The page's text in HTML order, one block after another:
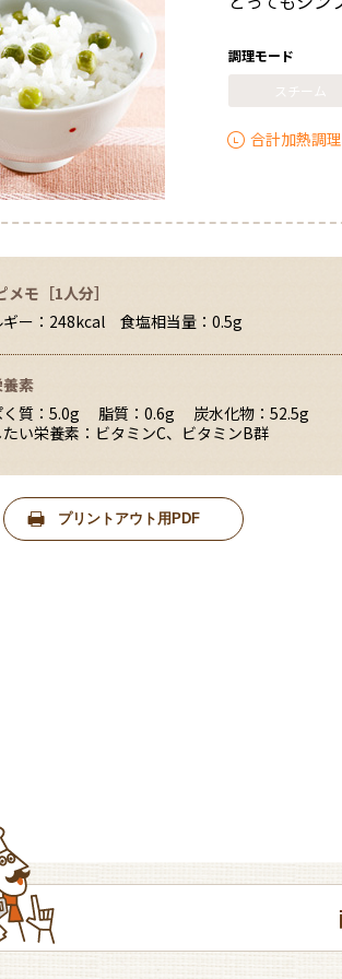
調理モード
スチーム
合計加熱調
メモ［1人分］
ギー：248kcal 食塩相当量：0.5g
素
く質：5.0g 脂質：0.6g 炭水化物：52.5g
い栄養素：ビタミンC、ビタミンB群
プリントアウト用PDF